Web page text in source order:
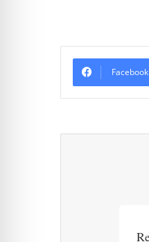
Facebook